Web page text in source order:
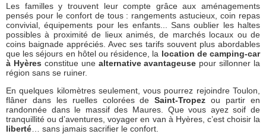
Les familles y trouvent leur compte grâce aux aménagements
pensés pour le confort de tous : rangements astucieux, coin repas
convivial, équipements pour les enfants... Sans oublier les haltes
possibles à proximité de lieux animés, de marchés locaux ou de
coins baignade appréciés. Avec ses tarifs souvent plus abordables
que les séjours en hôtel ou résidence, la location de camping-car
à Hyères constitue une alternative avantageuse pour sillonner la
région sans se ruiner.
En quelques kilomètres seulement, vous pourrez rejoindre Toulon,
flâner dans les ruelles colorées deSaint-Tropez ou partir en
randonnée dans le massif des Maures. Que vous ayez soif de
tranquillité ou d’aventures, voyager en van à Hyères, c’est choisir la
liberté … sans jamais sacrifier le confort.